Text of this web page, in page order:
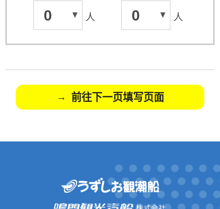
0 人 0 人
前往下一页填写页面